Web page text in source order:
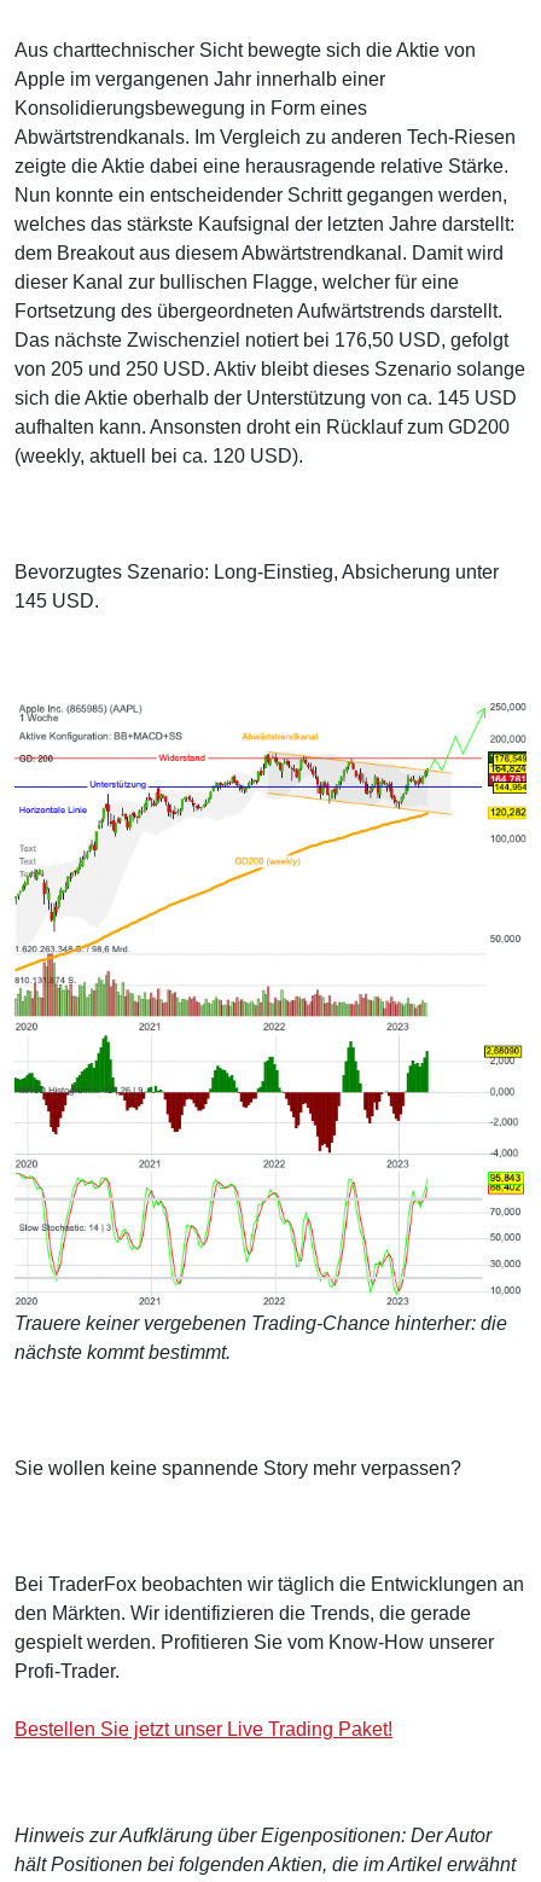
Aus charttechnischer Sicht bewegte sich die Aktie von
Apple im vergangenen Jahr innerhalb einer
Konsolidierungsbewegung in Form eines
Abwärtstrendkanals. Im Vergleich zu anderen Tech-Riesen
zeigte die Aktie dabei eine herausragende relative Stärke.
Nun konnte ein entscheidender Schritt gegangen werden,
welches das stärkste Kaufsignal der letzten Jahre darstellt:
dem Breakout aus diesem Abwärtstrendkanal. Damit wird
dieser Kanal zur bullischen Flagge, welcher für eine
Fortsetzung des übergeordneten Aufwärtstrends darstellt.
Das nächste Zwischenziel notiert bei 176,50 USD, gefolgt
von 205 und 250 USD. Aktiv bleibt dieses Szenario solange
sich die Aktie oberhalb der Unterstützung von ca. 145 USD
aufhalten kann. Ansonsten droht ein Rücklauf zum GD200
(weekly, aktuell bei ca. 120 USD).
Bevorzugtes Szenario: Long-Einstieg, Absicherung unter
145 USD.
Trauere keiner vergebenen Trading-Chance hinterher: die
nächste kommt bestimmt.
Sie wollen keine spannende Story mehr verpassen?
Bei TraderFox beobachten wir täglich die Entwicklungen an
den Märkten. Wir identifizieren die Trends, die gerade
gespielt werden. Profitieren Sie vom Know-How unserer
Profi-Trader.
Bestellen Sie jetzt unser Live Trading Paket!
Hinweis zur Aufklärung über Eigenpositionen: Der Autor
hält Positionen bei folgenden Aktien, die im Artikel erwähnt